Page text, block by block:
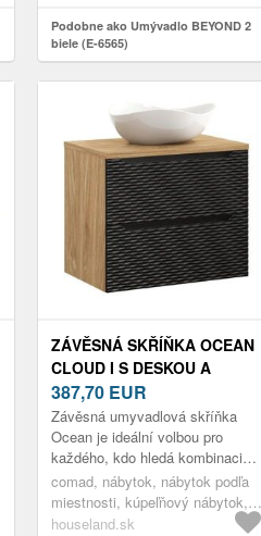
Podobne ako Umývadlo BEYOND 2
biele (E-6565)
ZÁVĚSNÁ SKŘÍŇKA OCEAN
CLOUD I S DESKOU A
UMYVADLEM 70 CM
ČERNÁ/DUB OLEJOVANÝ
387,70 EUR
Závěsná umyvadlová skříňka
Ocean je ideální volbou pro
každého, kdo hledá kombinaci
moderního designu a
praktičnosti. Vyrobena z
kvalitního MDF a l...
comad, nábytok, nábytok podľa
miestnosti, kúpeľňový nábytok,
umývadlové skrinky, skrinky s
houseland.sk